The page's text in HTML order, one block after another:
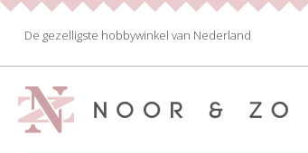
De gezelligste hobbywinkel van Nederland